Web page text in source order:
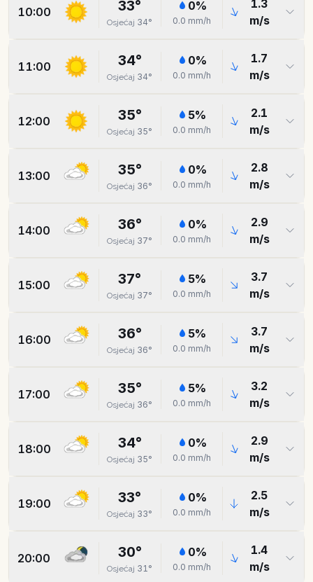
10:00 33°
Osjećaj 34°
0%
0.0 mm/h
1.3
m/s
11:00 34°
Osjećaj 34°
0%
0.0 mm/h
1.7
m/s
12:00 35°
Osjećaj 35°
5%
0.0 mm/h
2.1
m/s
13:00 35°
Osjećaj 36°
0%
0.0 mm/h
2.8
m/s
14:00 36°
Osjećaj 37°
0%
0.0 mm/h
2.9
m/s
15:00 37°
Osjećaj 37°
5%
0.0 mm/h
3.7
m/s
16:00 36°
Osjećaj 36°
5%
0.0 mm/h
3.7
m/s
17:00 35°
Osjećaj 36°
5%
0.0 mm/h
3.2
m/s
18:00 34°
Osjećaj 35°
0%
0.0 mm/h
2.9
m/s
19:00 33°
Osjećaj 33°
0%
0.0 mm/h
2.5
m/s
20:00 30°
Osjećaj 31°
0%
0.0 mm/h
1.4
m/s